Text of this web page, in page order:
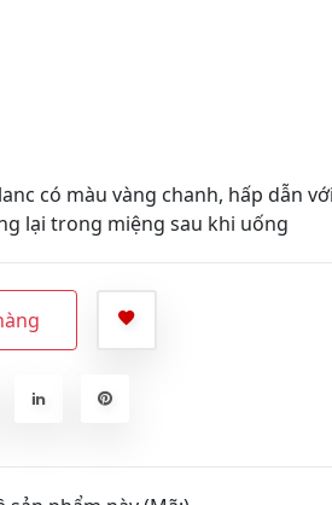
có màu vàng chanh, hấp dẫn
lại trong miệng sau khi uống